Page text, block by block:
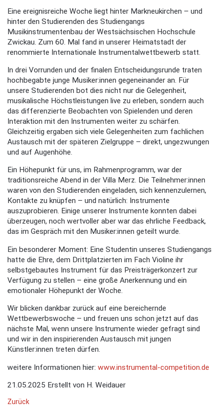
Eine ereignisreiche Woche liegt hinter Markneukirchen – und
hinter den Studierenden des Studiengangs
Musikinstrumentenbau der Westsächsischen Hochschule
Zwickau. Zum 60. Mal fand in unserer Heimatstadt der
renommierte Internationale Instrumentalwettbewerb statt.
In drei Vorrunden und der finalen Entscheidungsrunde traten
hochbegabte junge Musiker:innen gegeneinander an. Für
unsere Studierenden bot dies nicht nur die Gelegenheit,
musikalische Höchstleistungen live zu erleben, sondern auch
das differenzierte Beobachten von Spielenden und deren
Interaktion mit den Instrumenten weiter zu schärfen.
Gleichzeitig ergaben sich viele Gelegenheiten zum fachlichen
Austausch mit der späteren Zielgruppe – direkt, ungezwungen
und auf Augenhöhe.
Ein Höhepunkt für uns, im Rahmenprogramm, war der
traditionsreiche Abend in der Villa Merz. Die Teilnehmer:innen
waren von den Studierenden eingeladen, sich kennenzulernen,
Kontakte zu knüpfen – und natürlich: Instrumente
auszuprobieren. Einige unserer Instrumente konnten dabei
überzeugen, noch wertvoller aber war das ehrliche Feedback,
das im Gespräch mit den Musiker:innen geteilt wurde.
Ein besonderer Moment: Eine Studentin unseres Studiengangs
hatte die Ehre, dem Drittplatzierten im Fach Violine ihr
selbstgebautes Instrument für das Preisträgerkonzert zur
Verfügung zu stellen – eine große Anerkennung und ein
emotionaler Höhepunkt der Woche.
Wir blicken dankbar zurück auf eine bereichernde
Wettbewerbswoche – und freuen uns schon jetzt auf das
nächste Mal, wenn unsere Instrumente wieder gefragt sind
und wir in den inspirierenden Austausch mit jungen
Künstler:innen treten dürfen.
weitere Informationen hier: www.instrumental-competition.de
21.05.2025 Erstellt von H. Weidauer
Zurück